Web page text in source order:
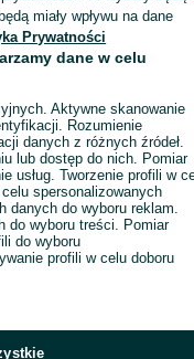
miały wpływu na dane
Prywatności
dane w celu
Aktywne skanowanie
Rozumienie
danych z różnych źródeł.
lub dostęp do nich. Pomiar
usług. Tworzenie profili w
spersonalizowanych
danych do wyboru reklam.
do wyboru treści. Pomiar
do wyboru
profili w celu doboru